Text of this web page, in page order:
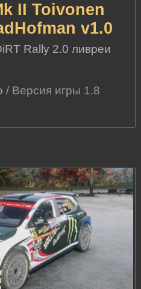
II Toivonen
v1.0
Rally 2.0 ливреи
/ Версия игры 1.8